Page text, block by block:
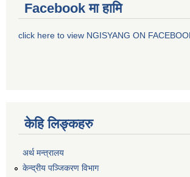
Facebook मा हामि
click here to view NGISYANG ON
केहि लिङ्कहरु
अर्थ मन्त्रालय
केन्द्रीय पञ्जिकरण विभाग